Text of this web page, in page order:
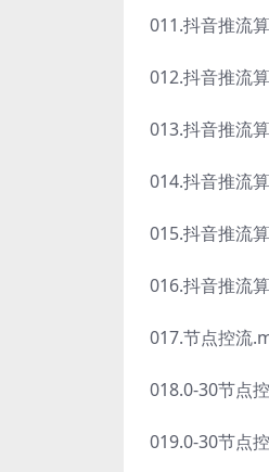
011.抖音推流
012.抖音推流
013.抖音推流
014.抖音推流
015.抖音推流
016.抖音推流
017.节点控流
018.0-30节点
019.0-30节点